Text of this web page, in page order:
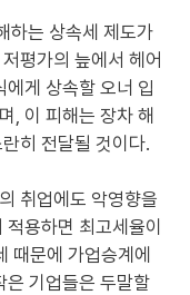
하는 상속세 제도가
평가의 늪에서 헤어
게 상속할 오너 입
, 이 피해는 장차 해
히 전달될 것이다.
취업에도 악영향을
용하면 최고세율이
때문에 가업승계에
은 기업들은 두말할